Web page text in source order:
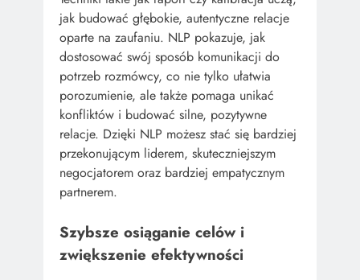
jak budować głębokie, autentyczne relacje
oparte na zaufaniu. NLP pokazuje, jak
dostosować swój sposób komunikacji do
potrzeb rozmówcy, co nie tylko ułatwia
porozumienie, ale także pomaga unikać
konfliktów i budować silne, pozytywne
relacje. Dzięki NLP możesz stać się bardziej
przekonującym liderem, skuteczniejszym
negocjatorem oraz bardziej empatycznym
partnerem.
Szybsze osiąganie celów i
zwiększenie efektywności